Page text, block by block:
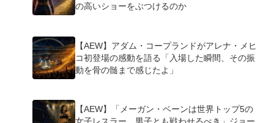
の高いショーをぶつけるのか
【AEW】アダム・コープランドがアレナ・メヒ
コ初登場の感動を語る「入場した瞬間、その振
動を骨の髄まで感じたよ」
【AEW】「メーガン・ベーンは世界トップ5の